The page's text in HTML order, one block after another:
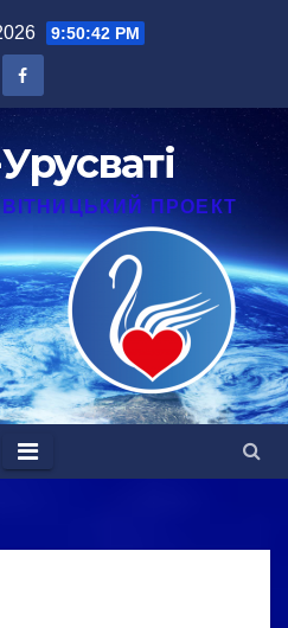
9:50:43 PM
ПРОЕКТ